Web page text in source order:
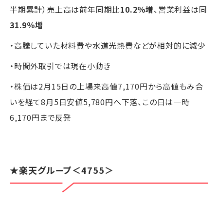
半期累計）売上高は前年同期比10.2％増、営業利益は同
31.9％増
・高騰していた材料費や水道光熱費などが相対的に減少
・時間外取引では現在小動き
・株価は2月15日の上場来高値7,170円から高値もみ合
いを経て8月5日安値5,780円へ下落、この日は一時
6,170円まで反発
★楽天グループ＜4755＞